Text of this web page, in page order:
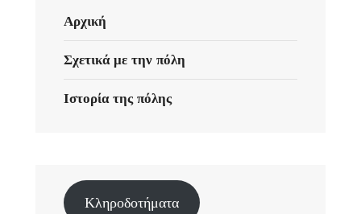
Αρχική
Σχετικά με την πόλη
Ιστορία της πόλης
Κληροδοτήματα